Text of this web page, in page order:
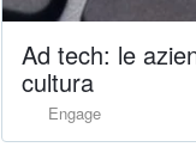
Ad tech: le
cultura
Engage